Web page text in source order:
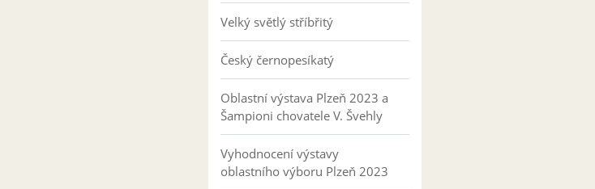
Velký světlý stříbřitý
Český černopesíkatý
Oblastní výstava Plzeň 2023 a
Šampioni chovatele V. Švehly
Vyhodnocení výstavy
oblastního výboru Plzeň 2023